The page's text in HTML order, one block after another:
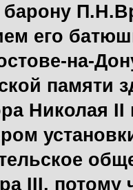
барону
его
на-
памяти
Николая II
III, потому